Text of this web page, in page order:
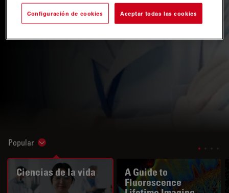
Popular Show subnavigation
Ciencias de la vida
A Guide to
Fluorescence
Configuración de cookies Aceptar todas las cookies